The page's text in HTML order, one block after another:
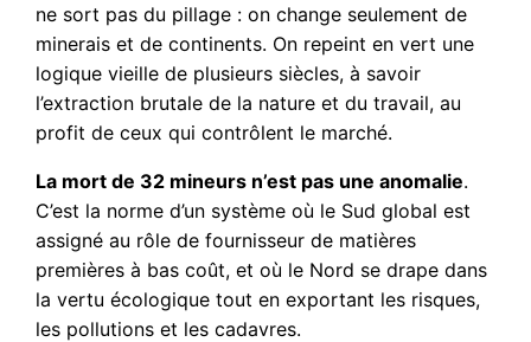
ne sort pas du pillage : on change seulement de
minerais et de continents. On repeint en vert une
logique vieille de plusieurs siècles, à savoir
l’extraction brutale de la nature et du travail, au
profit de ceux qui contrôlent le marché.
La mort de 32 mineurs n’est pas une anomalie.
C’est la norme d’un système où le Sud global est
assigné au rôle de fournisseur de matières
premières à bas coût, et où le Nord se drape dans
la vertu écologique tout en exportant les risques,
les pollutions et les cadavres.